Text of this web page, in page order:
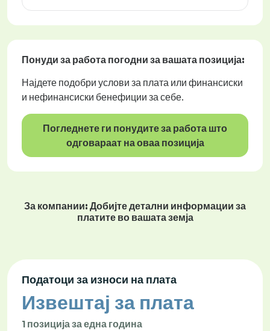
Понуди за работа погодни за вашата позиција:
Најдете подобри услови за плата или финансиски
и нефинансиски бенефиции за себе.
Погледнете ги понудите за работа што
одговараат на оваа позиција
За компании: Добијте детални информации за
платите во вашата земја
Податоци за износи на плата
Извештај за плата
1 позиција за една година